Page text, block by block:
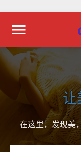
让
在这里，发现美